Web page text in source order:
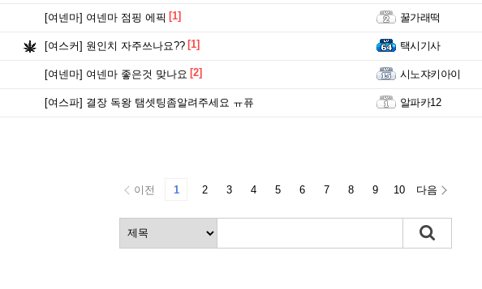
[여넨마] 여넨마 점핑 에픽 [1] 꿀가래떡
[여스커] 원인치 자주쓰나요?? [1] 택시기사
[여넨마] 여넨마 좋은것 맞나요 [2] 시노쟈키아이
[여스파] 결장 독왕 탬셋팅좀알려주세요 ㅠ퓨 알파카12
이전 1 2 3 4 5 6 7 8 9 10 다음